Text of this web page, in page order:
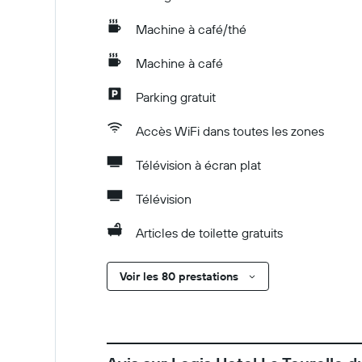
Machine à café/thé
Machine à café
Parking gratuit
Accès WiFi dans toutes les zones
Télévision à écran plat
Télévision
Articles de toilette gratuits
Voir les 80 prestations